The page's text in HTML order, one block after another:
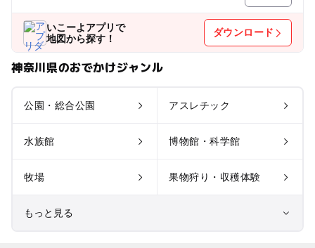
いこーよアプリで
地図から探す！
ダウンロード
神奈川県のおでかけジャンル
公園・総合公園 アスレチック
水族館 博物館・科学館
牧場 果物狩り・収穫体験
もっと見る